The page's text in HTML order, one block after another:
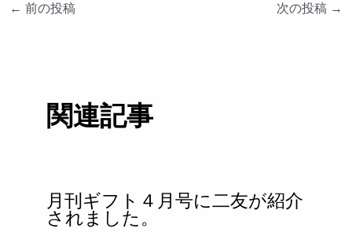
← 前の投稿 次の投稿 →
関連記事
月刊ギフト４月号に二友が紹介
されました。